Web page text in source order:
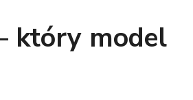
który model